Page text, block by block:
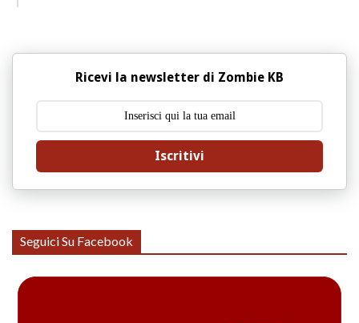
Ricevi la newsletter di Zombie KB
Iscritivi
Seguici Su Facebook